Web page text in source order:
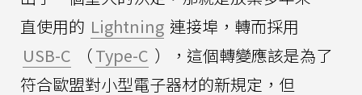
直使用的 Lightning 連接埠，轉而採用
USB-C
（Type-C ），這個轉變應該是為了
符合歐盟對小型電子器材的新規定，但